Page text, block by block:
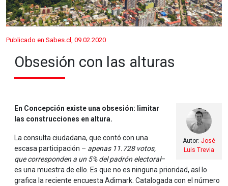
Publicado en Sabes.cl, 09.02.2020
Obsesión con las alturas
Autor: José
Luis Trevia
En Concepción existe una obsesión: limitar
las construcciones en altura.
La consulta ciudadana, que contó con una
escasa participación – apenas 11.728 votos,
que corresponden a un 5% del padrón electoral–
es una muestra de ello. Es que no es ninguna prioridad, así lo
grafica la reciente encuesta Adimark. Catalogada con el número